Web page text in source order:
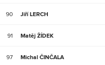
90 Jiří LERCH
91 Matěj ŽÍDEK
97 Michal ČINČALA